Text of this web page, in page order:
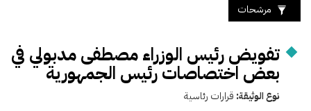
مرشحات
تفويض رئيس الوزراء مصطفى مدبولي في
بعض اختصاصات رئيس الجمهورية
نوع الوثيقة: قرارات رئاسية